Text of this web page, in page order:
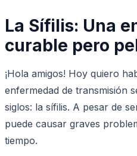
La Sífilis: Una
curable pero
¡Hola amigos! Hoy quiero
enfermedad de transmisión
siglos: la sífilis. A pesar de
puede causar graves
tiempo.